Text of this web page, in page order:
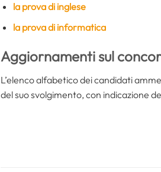
la prova di inglese
la prova di informatica
Aggiornamenti sul
L’elenco alfabetico dei candidati
del suo svolgimento, con indicazione